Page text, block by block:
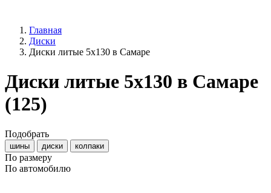
Главная
Диски
Диски литые 5x130 в Самаре
Диски литые 5x130 в Самаре
(125)
Подобрать
шины диски колпаки
По размеру
По автомобилю